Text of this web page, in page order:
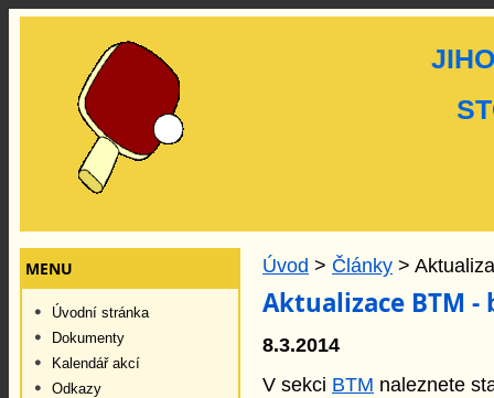
Úvod > Články >
Aktualizace BTM -
8.3.2014
V sekci BTM naleznete
MENU
Úvodní stránka
Dokumenty
Kalendář akcí
Odkazy